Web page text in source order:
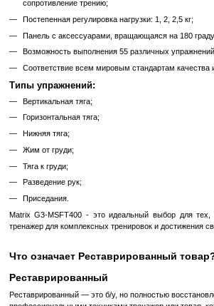
изменять параметры тренировки без
Возможность Работы С
разнообразной функциональности вы
мышц, создавая разнообразные
Подходит для Многих Типов
функциональных тренировок, G3-
типов фитнеса.
Характеристики:
Высокое качество материалов;
Конструкция тренажеров выполнена из
Вместо троса используется
требующая обслуживания и
а также обеспечивающая мягкость
Пластины грузовых блоков
сопротивление трению;
Постепенная регулировка нагрузки: 1, 2,